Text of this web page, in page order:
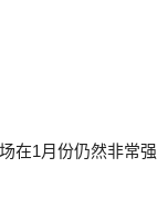
在1月份仍然非常强